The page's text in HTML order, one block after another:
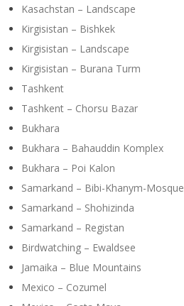
Kasachstan – Landscape
Kirgisistan – Bishkek
Kirgisistan – Landscape
Kirgisistan – Burana Turm
Tashkent
Tashkent – Chorsu Bazar
Bukhara
Bukhara – Bahauddin Komplex
Bukhara – Poi Kalon
Samarkand – Bibi-Khanym-Mosque
Samarkand – Shohizinda
Samarkand – Registan
Birdwatching – Ewaldsee
Jamaika – Blue Mountains
Mexico – Cozumel